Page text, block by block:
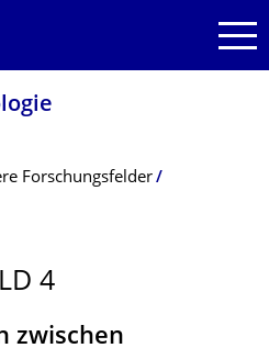
Forschungsfelder
4
zwischen